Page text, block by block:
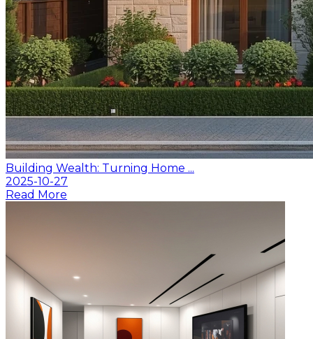
Building Wealth: Turning Home ...
2025-10-27
Read More